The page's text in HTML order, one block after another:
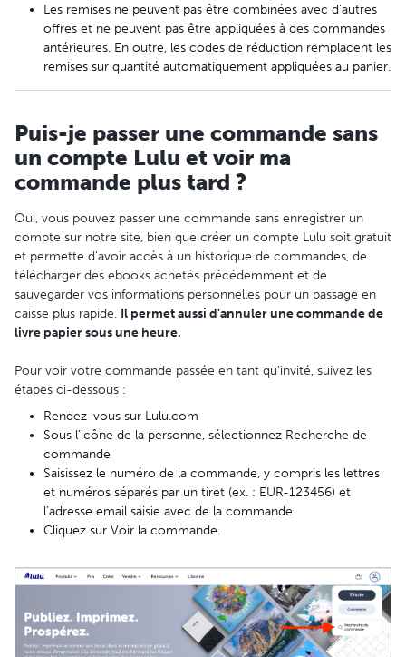
Les remises ne peuvent pas être combinées avec d'autres
offres et ne peuvent pas être appliquées à des commandes
antérieures. En outre, les codes de réduction remplacent les
remises sur quantité automatiquement appliquées au panier.
Puis-je passer une commande sans
un compte Lulu et voir ma
commande plus tard ?
Oui, vous pouvez passer une commande sans enregistrer un
compte sur notre site, bien que créer un compte Lulu soit gratuit
et permette d'avoir accès à un historique de commandes, de
télécharger des ebooks achetés précédemment et de
sauvegarder vos informations personnelles pour un passage en
caisse plus rapide. Il permet aussi d'annuler une commande de
livre papier sous une heure.
Pour voir votre commande passée en tant qu’invité, suivez les
étapes ci-dessous :
Rendez-vous sur Lulu.com
Sous l’icône de la personne, sélectionnez Recherche de
commande
Saisissez le numéro de la commande, y compris les lettres
et numéros séparés par un tiret (ex. : EUR-123456) et
l’adresse email saisie avec de la commande
Cliquez sur Voir la commande.